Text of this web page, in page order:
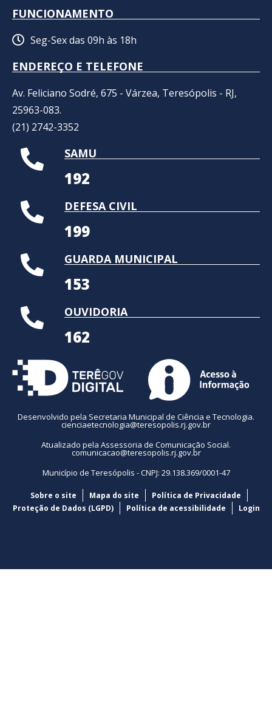
FUNCIONAMENTO
Seg-Sex das 09h às 18h
ENDEREÇO E TELEFONE
Av. Feliciano Sodré, 675 - Várzea, Teresópolis - RJ,
25963-083.
(21) 2742-3352​
SAMU
192
DEFESA CIVIL
199
GUARDA MUNICIPAL
153
OUVIDORIA
162
Desenvolvido pela Secretaria Municipal de Ciência e Tecnologia.
cienciaetecnologia@teresopolis.rj.gov.br
Atualizado pela Assessoria de Comunicação Social.
comunicacao@teresopolis.rj.gov.br
Município de Teresópolis - CNPJ: 29.138.369/0001-47
Sobre o site Mapa do site
Política de Privacidade
Proteção de Dados (LGPD)
Política de acessibilidade Login